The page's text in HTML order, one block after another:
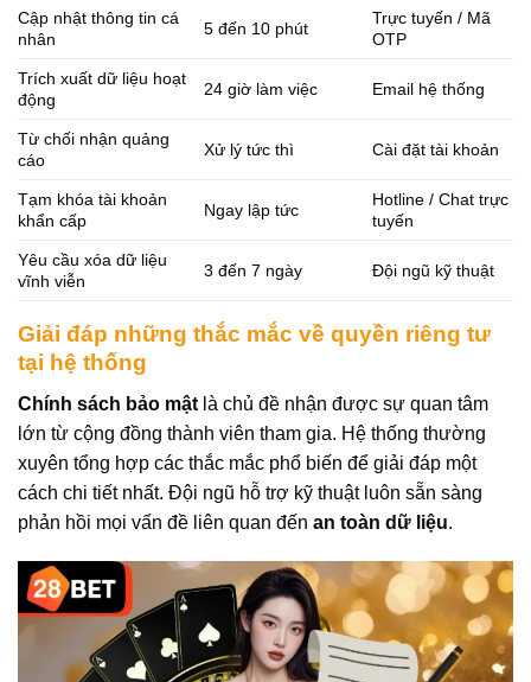
Cập nhật thông tin cá
nhân
5 đến 10 phút
Trực tuyến / Mã
OTP
Trích xuất dữ liệu hoạt
động
24 giờ làm việc Email hệ thống
Từ chối nhận quảng
cáo
Xử lý tức thì Cài đặt tài khoản
Tạm khóa tài khoản
khẩn cấp
Ngay lập tức
Hotline / Chat trực
tuyến
Yêu cầu xóa dữ liệu
vĩnh viễn
3 đến 7 ngày Đội ngũ kỹ thuật
Giải đáp những thắc mắc về quyền riêng tư
tại hệ thống
Chính sách bảo mật là chủ đề nhận được sự quan tâm
lớn từ cộng đồng thành viên tham gia. Hệ thống thường
xuyên tổng hợp các thắc mắc phổ biến để giải đáp một
cách chi tiết nhất. Đội ngũ hỗ trợ kỹ thuật luôn sẵn sàng
phản hồi mọi vấn đề liên quan đến an toàn dữ liệu.